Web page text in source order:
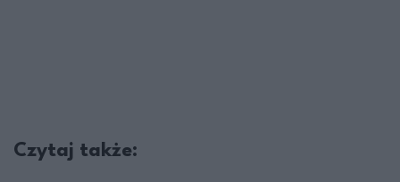
Czytaj także: